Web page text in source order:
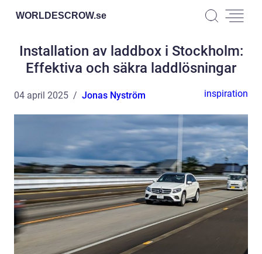
WORLDESCROW.se
Installation av laddbox i Stockholm:
Effektiva och säkra laddlösningar
04 april 2025 Jonas Nyström inspiration